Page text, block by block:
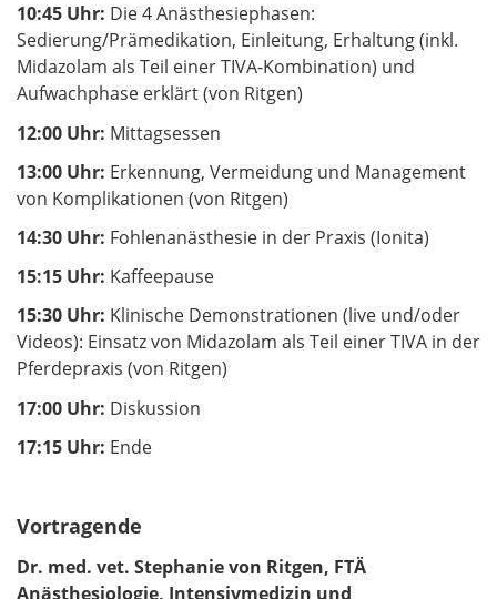
10:45 Uhr: Die 4 Anästhesiephasen:
Sedierung/Prämedikation, Einleitung, Erhaltung (inkl.
Midazolam als Teil einer TIVA-Kombination) und
Aufwachphase erklärt (von Ritgen)
12:00 Uhr: Mittagsessen
13:00 Uhr: Erkennung, Vermeidung und Management
von Komplikationen (von Ritgen)
14:30 Uhr: Fohlenanästhesie in der Praxis (Ionita)
15:15 Uhr: Kaffeepause
15:30 Uhr: Klinische Demonstrationen (live und/oder
Videos): Einsatz von Midazolam als Teil einer TIVA in der
Pferdepraxis (von Ritgen)
17:00 Uhr: Diskussion
17:15 Uhr: Ende
Vortragende
Dr. med. vet. Stephanie von Ritgen, FTÄ
Anästhesiologie, Intensivmedizin und